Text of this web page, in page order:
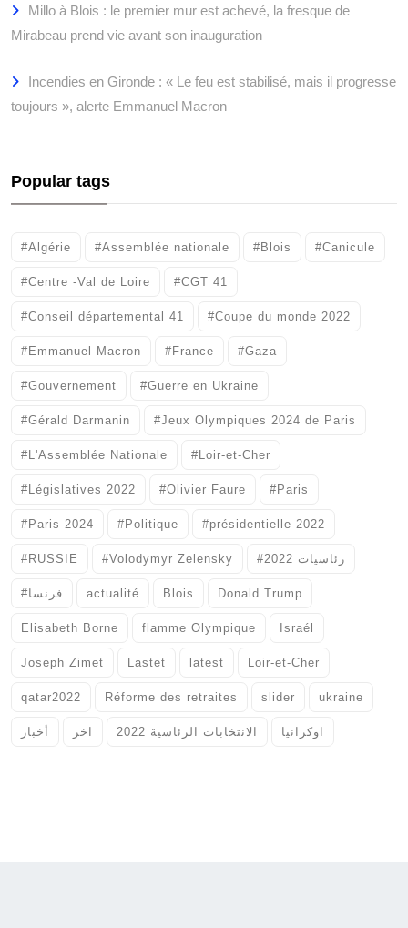
Millo à Blois : le premier mur est achevé, la fresque de
Mirabeau prend vie avant son inauguration
Incendies en Gironde : « Le feu est stabilisé, mais il progresse
toujours », alerte Emmanuel Macron
Popular tags
#Algérie #Assemblée nationale #Blois #Canicule
#Centre -Val de Loire #CGT 41
#Conseil départemental 41 #Coupe du monde 2022
#Emmanuel Macron #France #Gaza
#Gouvernement #Guerre en Ukraine
#Gérald Darmanin #Jeux Olympiques 2024 de Paris
#L'Assemblée Nationale #Loir-et-Cher
#Législatives 2022 #Olivier Faure #Paris
#Paris 2024 #Politique #présidentielle 2022
#RUSSIE #Volodymyr Zelensky #رئاسيات 2022
#فرنسا actualité Blois Donald Trump
Elisabeth Borne flamme Olympique Israél
Joseph Zimet Lastet latest Loir-et-Cher
qatar2022 Réforme des retraites slider ukraine
أخبار اخر الانتخابات الرئاسية 2022 اوكرانيا